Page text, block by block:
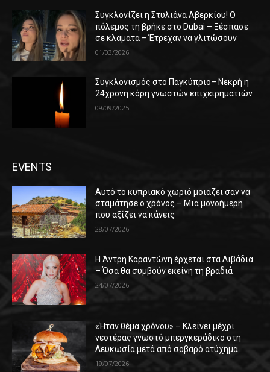
Συγκλονίζει η Στυλιάνα Αβερκίου! Ο
πόλεμος τη βρήκε στο Dubai – Ξέσπασε
σε κλάματα – Έτρεχαν να γλιτώσουν
01/03/2026
Συγκλονισμός στο Παγκύπριο– Νεκρή η
24χρονη κόρη γνωστών επιχειρηματιών
09/09/2025
EVENTS
Αυτό το κυπριακό χωριό μοιάζει σαν να
σταμάτησε ο χρόνος – Μια μονοήμερη
που αξίζει να κάνεις
28/07/2026
Η Άντρη Καραντώνη έρχεται στα Λιβάδια
– Όσα θα συμβούν εκείνη τη βραδιά
24/07/2026
«Ήταν θέμα χρόνου» – Κλείνει μέχρι
νεοτέρας γνωστό μπεργκεράδικο στη
Λευκωσία μετά από σοβαρό ατύχημα
19/07/2026